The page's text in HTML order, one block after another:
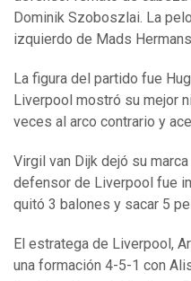
Dominik Szoboszlai. La
izquierdo de Mads
La figura del partido fue
Liverpool mostró su mejor
veces al arco contrario y
Virgil van Dijk dejó su
defensor de Liverpool fue
quitó 3 balones y sacar 5
El estratega de Liverpool,
una formación 4-5-1 con